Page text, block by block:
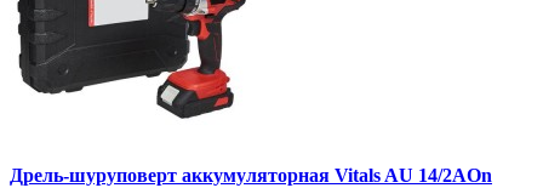
Дрель-шуруповерт аккумуляторная Vitals AU 14/2AOn